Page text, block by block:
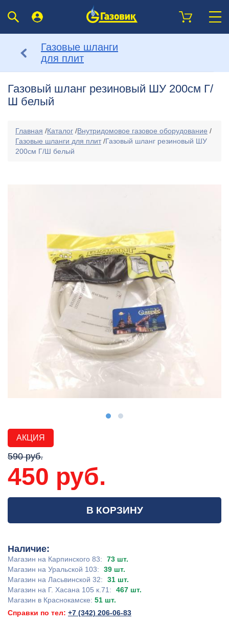
Газовые шланги
для плит
Газовый шланг резиновый ШУ 200см Г/
Ш белый
Главная /Каталог /Внутридомовое газовое оборудование /
Газовые шланги для плит /Газовый шланг резиновый ШУ
200см Г/Ш белый
АКЦИЯ
590 руб.
450 руб.
В КОРЗИНУ
Наличие:
Магазин на Карпинского 83:
73 шт.
Магазин на Уральской 103:
39 шт.
Магазин на Ласьвинской 32:
31 шт.
Магазин на Г. Хасана 105 к.71:
467 шт.
Магазин в Краснокамске: 51 шт.
Справки по тел: +7 (342) 206-06-83